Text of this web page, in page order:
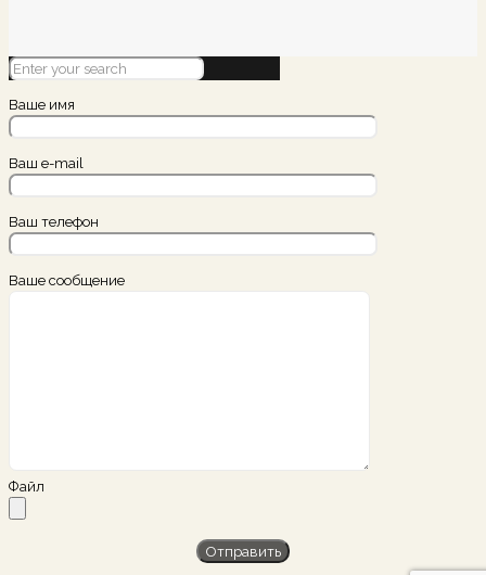
Ваше имя
Ваш e-mail
Ваш телефон
Ваше сообщение
Файл